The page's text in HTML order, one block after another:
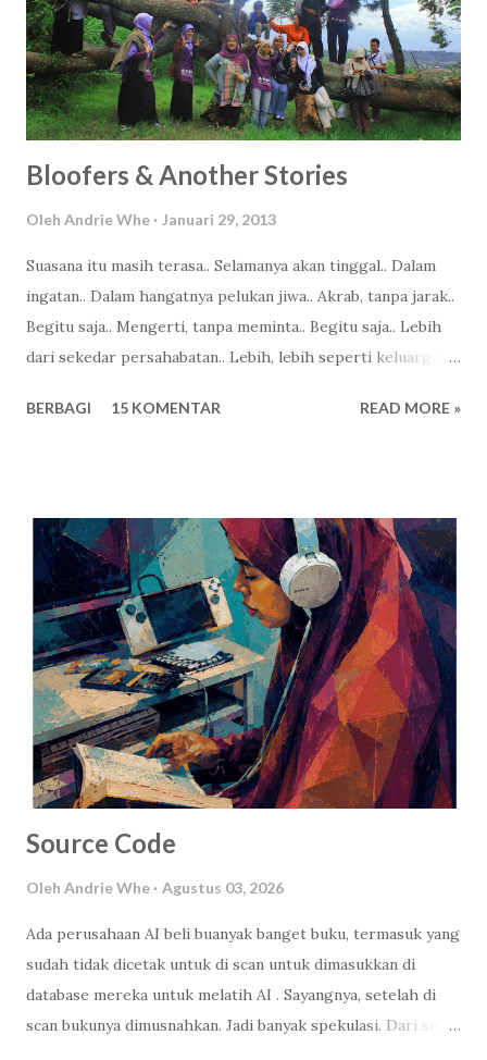
Bloofers & Another Stories
Oleh Andrie Whe Januari 29, 2013
Suasana itu masih terasa.. Selamanya akan tinggal.. Dalam
ingatan.. Dalam hangatnya pelukan jiwa.. Akrab, tanpa jarak..
Begitu saja.. Mengerti, tanpa meminta.. Begitu saja.. Lebih
dari sekedar persahabatan.. Lebih, lebih seperti keluarga...
BERBAGI 15 KOMENTAR READ MORE »
Source Code
Oleh Andrie Whe Agustus 03, 2026
Ada perusahaan AI beli buanyak banget buku, termasuk yang
sudah tidak dicetak untuk di scan untuk dimasukkan di
database mereka untuk melatih AI . Sayangnya, setelah di
scan bukunya dimusnahkan. Jadi banyak spekulasi. Dari sisi